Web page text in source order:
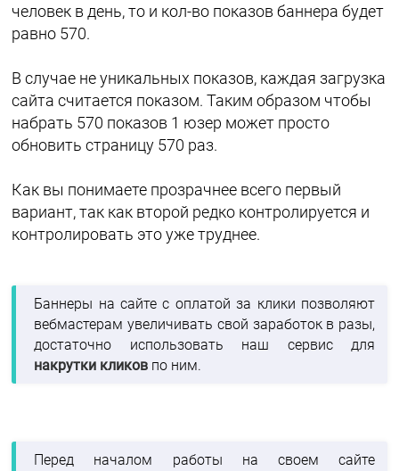
человек в день, то и кол-во показов баннера будет
равно 570.
В случае не уникальных показов, каждая загрузка
сайта считается показом. Таким образом чтобы
набрать 570 показов 1 юзер может просто
обновить страницу 570 раз.
Как вы понимаете прозрачнее всего первый
вариант, так как второй редко контролируется и
контролировать это уже труднее.
Баннеры на сайте с оплатой за клики позволяют
вебмастерам увеличивать свой заработок в разы,
достаточно использовать наш сервис для
накрутки кликов по ним.
Перед началом работы на своем сайте